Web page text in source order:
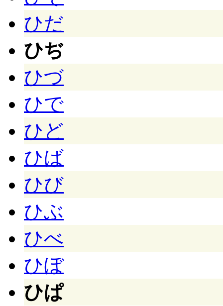
ひだ
ひぢ
ひづ
ひで
ひど
ひば
ひび
ひぶ
ひべ
ひぼ
ひぱ